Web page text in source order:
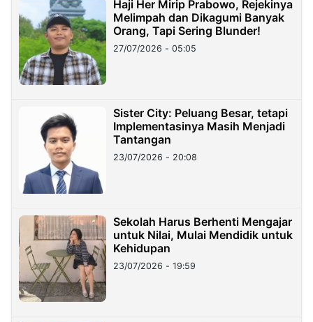
Haji Her Mirip Prabowo, Rejekinya
Melimpah dan Dikagumi Banyak
Orang, Tapi Sering Blunder!
27/07/2026 - 05:05
Sister City: Peluang Besar, tetapi
Implementasinya Masih Menjadi
Tantangan
23/07/2026 - 20:08
Sekolah Harus Berhenti Mengajar
untuk Nilai, Mulai Mendidik untuk
Kehidupan
23/07/2026 - 19:59